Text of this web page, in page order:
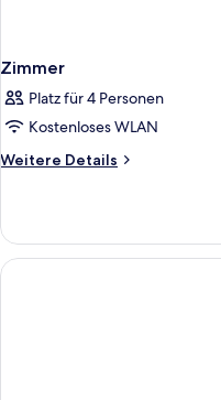
Zimmer
Platz für 4 Personen
Kostenloses WLAN
Weitere Details
Weitere